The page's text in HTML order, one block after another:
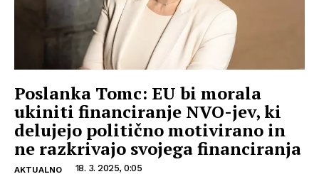
Poslanka Tomc: EU bi morala
ukiniti financiranje NVO-jev, ki
delujejo politično motivirano in
ne razkrivajo svojega financiranja
AKTUALNO 18. 3. 2025, 0:05